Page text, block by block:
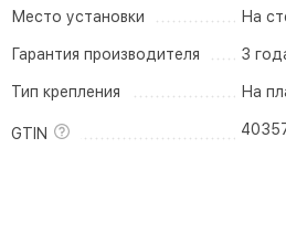
Место установки На
Гарантия производителя 3
Тип крепления На
GTIN